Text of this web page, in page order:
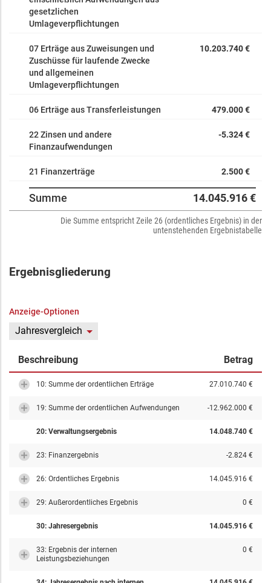
gesetzlichen
Umlageverpflichtungen
07 Erträge aus Zuweisungen und
Zuschüsse für laufende Zwecke
und allgemeinen
Umlageverpflichtungen
10.203.740 €
06 Erträge aus Transferleistungen 479.000 €
22 Zinsen und andere
Finanzaufwendungen
-5.324 €
21 Finanzerträge 2.500 €
Summe 14.045.916 €
Die Summe entspricht Zeile 26 (ordentliches Ergebnis) in der
untenstehenden Ergebnistabelle
Ergebnisgliederung
Anzeige-Optionen
Jahresvergleich
Beschreibung Betrag
10: Summe der ordentlichen Erträge 27.010.740 €
19: Summe der ordentlichen Aufwendungen -12.962.000 €
20: Verwaltungsergebnis 14.048.740 €
23: Finanzergebnis -2.824 €
26: Ordentliches Ergebnis 14.045.916 €
29: Außerordentliches Ergebnis 0 €
30: Jahresergebnis 14.045.916 €
33: Ergebnis der internen
Leistungsbeziehungen
0 €